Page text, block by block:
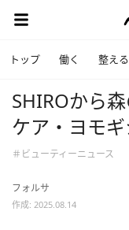
トップ 働く 整える
SHIROから
ケア・ヨモ
＃ビューティーニュース
フォルサ
作成: 2025.08.14